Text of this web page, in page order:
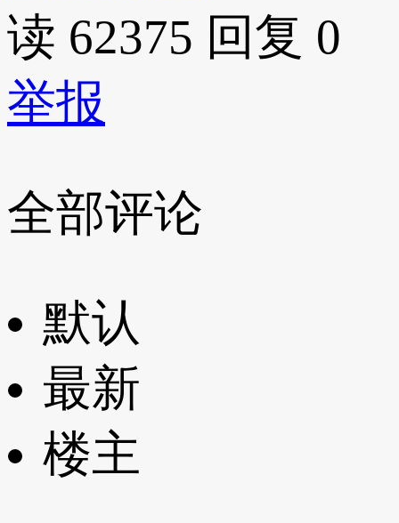
读 62375 回复 0
举报
全部评论
默认
最新
楼主